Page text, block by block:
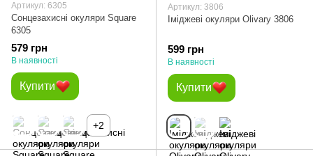
Артикул: 6305
Сонцезахисні окуляри Square
6305
579 грн
В наявності
Купити
+2
Артикул: 3806
Іміджеві окуляри Olivary 3806
599 грн
В наявності
Купити